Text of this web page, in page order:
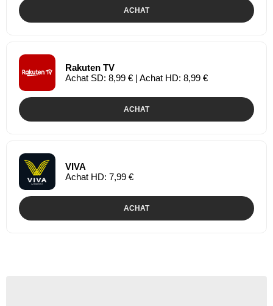
ACHAT
Rakuten TV
Achat SD: 8,99 € | Achat HD: 8,99 €
ACHAT
VIVA
Achat HD: 7,99 €
ACHAT